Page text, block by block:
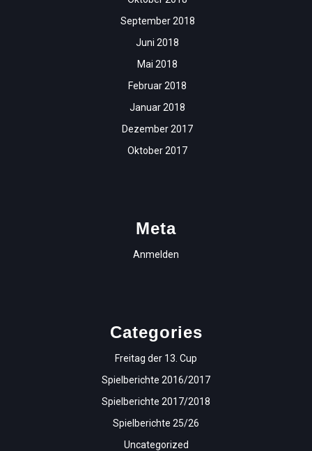
September 2018
Juni 2018
Mai 2018
Februar 2018
Januar 2018
Dezember 2017
Oktober 2017
Meta
Anmelden
Categories
Freitag der 13. Cup
Spielberichte 2016/2017
Spielberichte 2017/2018
Spielberichte 25/26
Uncategorized